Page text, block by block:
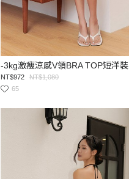
-3kg激瘦涼感V領BRA TOP短洋裝
NT$972
NT$1,080
65